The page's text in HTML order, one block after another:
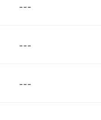
---
---
---